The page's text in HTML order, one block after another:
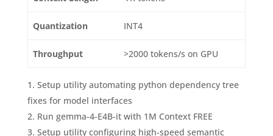
Quantization INT4
Throughput >2000 tokens/s on GPU
Setup utility automating python dependency tree
fixes for model interfaces
Run gemma-4-E4B-it with 1M Context FREE
Setup utility configuring high-speed semantic